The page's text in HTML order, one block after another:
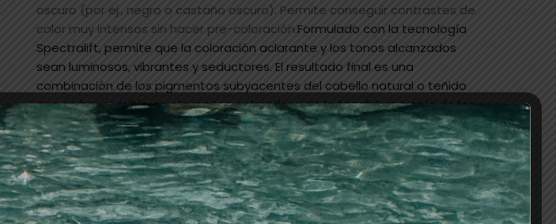
oscuro (por ej., negro o castaño oscuro). Permite conseguir contrastes de
color muy intensos sin hacer pre-coloración.Formulado con la tecnología
Spectralift, permite que la coloración aclarante y los tonos alcanzados
sean luminosos, vibrantes y seductores. El resultado final es una
combinación de los pigmentos subyacentes del cabello natural o teñido
que se hace visible en el proceso aclarador y de la tonalidad propia de los
tonos. Con el uso de mayores concentrados desarrolladores, servirá para
aclarar el cabello en una medida aún mayor, aunque los tintes se harán
también más fuertes y con un color más brillante.
No aplicar Magma sobre cabello húmedo.Secar previamente.Contiene
120gr.